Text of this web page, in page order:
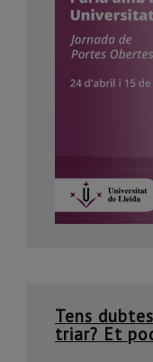
Tens
triar? Et